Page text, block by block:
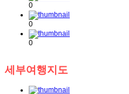
0
0
0
세부여행지도